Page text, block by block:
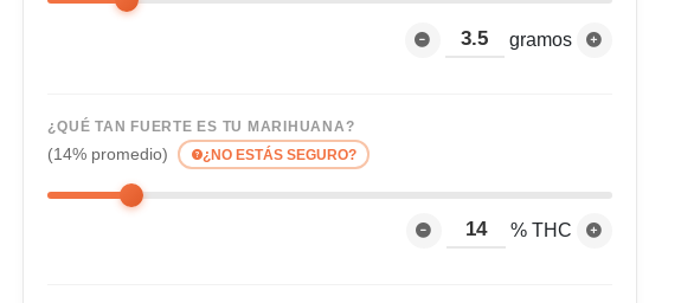
gramos
¿QUÉ TAN FUERTE ES TU MARIHUANA?
(14% promedio) ¿NO ESTÁS SEGURO?
% THC